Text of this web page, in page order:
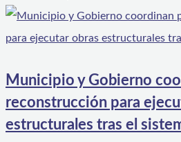
Municipio y Gobierno
reconstrucción para
estructurales tras el